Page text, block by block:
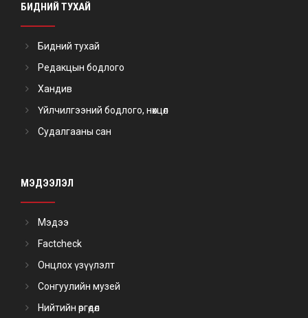
БИДНИЙ ТУХАЙ
Бидний тухай
Редакцын бодлого
Хандив
Үйлчилгээний бодлого, нөхцөл
Судалгааны сан
МЭДЭЭЛЭЛ
Мэдээ
Factcheck
Онцлох үзүүлэлт
Сонгуулийн музей
Нийтийн өргөдөл